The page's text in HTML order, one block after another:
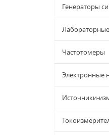
Генераторы
Частотомеры
Электронные
Источники-